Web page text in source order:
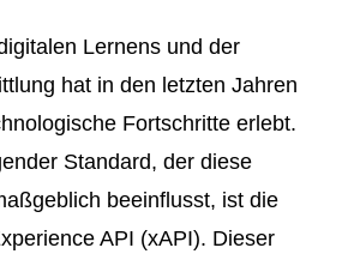
Lernens und der
hat in den letzten Jahren
Fortschritte erlebt.
Standard, der diese
beeinflusst, ist die
API (xAPI). Dieser